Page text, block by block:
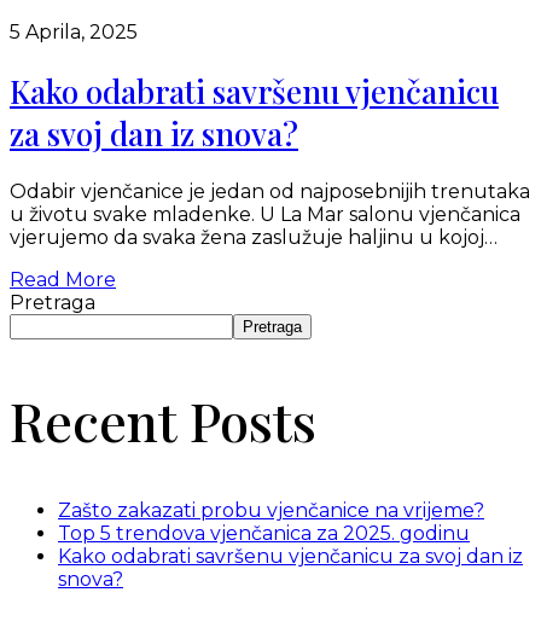
5 Aprila, 2025
Kako odabrati savršenu vjenčanicu
za svoj dan iz snova?
Odabir vjenčanice je jedan od najposebnijih trenutaka
u životu svake mladenke. U La Mar salonu vjenčanica
vjerujemo da svaka žena zaslužuje haljinu u kojoj…
Read More
Pretraga
Pretraga
Recent Posts
Zašto zakazati probu vjenčanice na vrijeme?
Top 5 trendova vjenčanica za 2025. godinu
Kako odabrati savršenu vjenčanicu za svoj dan iz
snova?